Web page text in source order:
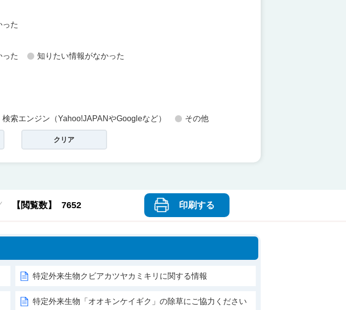
った
った 知りたい情報がなかった
検索エンジン（Yahoo!JAPANやGoogleなど） その他
【閲覧数】 7652 印刷する
特定外来生物クビアカツヤカミキリに関する情報
特定外来生物「オオキンケイギク」の除草にご協力ください